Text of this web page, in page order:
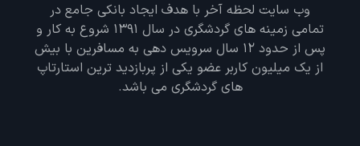
وب سایت لحظه آخر با هدف ایجاد بانکی جامع در
تمامی زمینه های گردشگری در سال 1391 شروع به کار و
پس از حدود 12 سال سرویس دهی به مسافرین با بیش
از یک میلیون کاربر عضو یکی از پربازدید ترین استارتاپ
های گردشگری می باشد.